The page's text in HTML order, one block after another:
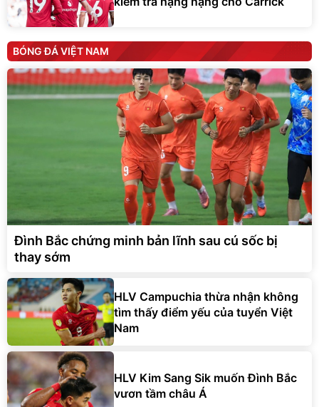
BÓNG ĐÁ VIỆT NAM
Đình Bắc chứng minh bản lĩnh sau cú sốc bị
thay sớm
HLV Campuchia thừa nhận không
tìm thấy điểm yếu của tuyển Việt
Nam
HLV Kim Sang Sik muốn Đình Bắc
vươn tầm châu Á